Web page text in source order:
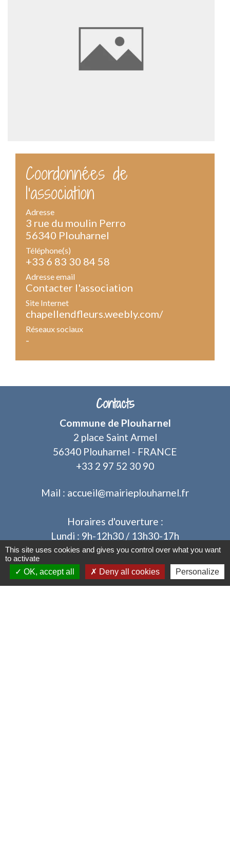
Coordonnées de
l'association
Adresse
3 rue du moulin Perro
56340 Plouharnel
Téléphone(s)
+33 6 83 30 84 58
Adresse email
Contacter l'association
Site Internet
chapellendfleurs.weebly.com/
Réseaux sociaux
-
Contacts
Commune de Plouharnel
2 place Saint Armel
56340 Plouharnel - FRANCE
+33 2 97 52 30 90
Mail : accueil@mairieplouharnel.fr
Horaires d'ouverture :
Lundi : 9h-12h30 / 13h30-17h
Mardi : 9h-12h30 / après-midi fermé au public
Mercredi : 9h-12h30 / 13h30-17h
Jeudi : 9h-12h30 / après-midi fermé au public
This site uses cookies and gives you control over what you want
to activate
OK, accept all
Deny all cookies Personalize